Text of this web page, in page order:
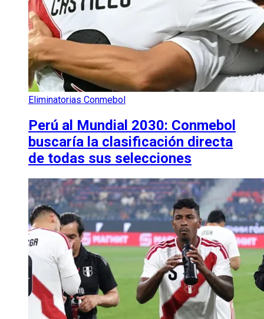
Eliminatorias Conmebol
Perú al Mundial 2030: Conmebol
buscaría la clasificación directa
de todas sus selecciones